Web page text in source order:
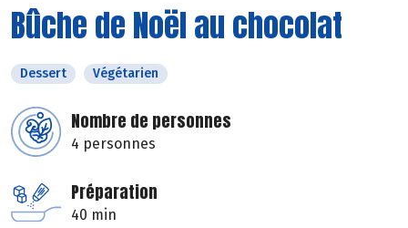
Bûche de Noël au chocolat
Dessert Végétarien
Nombre de personnes
4 personnes
Préparation
40 min